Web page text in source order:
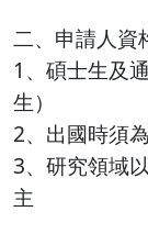
二、申請人資
1、碩士生及
生）
2、出國時須
3、研究領域
主